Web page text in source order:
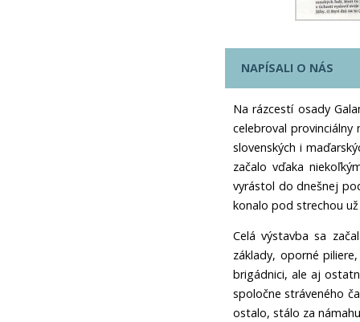
NAPÍSALI O NÁS
Na rázcestí osady
celebroval provinciálny
slovenských i
začalo vďaka
vyrástol do dnešnej
konalo pod strechou
Celá výstavba sa
základy, oporné
brigádnici, ale aj
spoločne stráveného
ostalo, stálo za